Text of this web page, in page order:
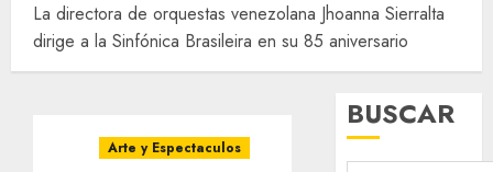
La directora de orquestas venezolana Jhoanna Sierralta
dirige a la Sinfónica Brasileira en su 85 aniversario
Arte y Espectaculos
BUSCAR